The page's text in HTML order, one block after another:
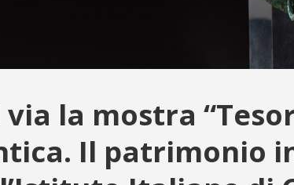
via la mostra
Il patrimonio